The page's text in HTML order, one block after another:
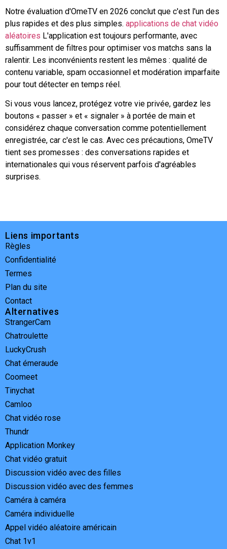
Notre évaluation d'OmeTV en 2026 conclut que c'est l'un des
plus rapides et des plus simples. applications de chat vidéo
aléatoires L'application est toujours performante, avec
suffisamment de filtres pour optimiser vos matchs sans la
ralentir. Les inconvénients restent les mêmes : qualité de
contenu variable, spam occasionnel et modération imparfaite
pour tout détecter en temps réel.
Si vous vous lancez, protégez votre vie privée, gardez les
boutons « passer » et « signaler » à portée de main et
considérez chaque conversation comme potentiellement
enregistrée, car c'est le cas. Avec ces précautions, OmeTV
tient ses promesses : des conversations rapides et
internationales qui vous réservent parfois d'agréables
surprises.
Liens importants
Règles
Confidentialité
Termes
Plan du site
Contact
Alternatives
StrangerCam
Chatroulette
LuckyCrush
Chat émeraude
Coomeet
Tinychat
Camloo
Chat vidéo rose
Thundr
Application Monkey
Chat vidéo gratuit
Discussion vidéo avec des filles
Discussion vidéo avec des femmes
Caméra à caméra
Caméra individuelle
Appel vidéo aléatoire américain
Chat 1v1